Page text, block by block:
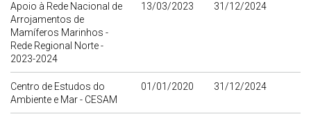
Apoio à Rede Nacional de
Arrojamentos de
Mamíferos Marinhos -
Rede Regional Norte -
2023-2024
13/03/2023 31/12/2024
Centro de Estudos do
Ambiente e Mar - CESAM
01/01/2020 31/12/2024